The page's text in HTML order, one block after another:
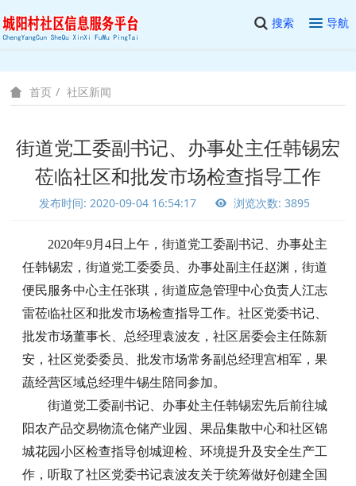
搜索 导航
首页 社区新闻
街道党工委副书记、办事处主任韩锡宏
莅临社区和批发市场检查指导工作
发布时间: 2020-09-04 16:54:17 浏览次数: 3895
2020年9月4日上午，街道党工委副书记、办事处主
任韩锡宏 ，街道党工委委员、办事处副主任赵渊，街道
便民服务中心主任张琪，街道应急管理中心负责人江志
雷莅临社区和批发市场检查指导工作。社区党委书记、
批发市场董事长、总经理袁波友，社区居委会主任陈新
安，社区党委委员、批发市场常务副总经理宫相军，果
蔬经营区域总经理牛锡生陪同参加。
街道党工委副书记、办事处主任韩锡宏先后前往城
阳农产品交易物流仓储产业园、果品集散中心和社区锦
城花园小区检查指导创城迎检、环境提升及安全生产工
作，听取了社区党委书记袁波友关于统筹做好创建全国